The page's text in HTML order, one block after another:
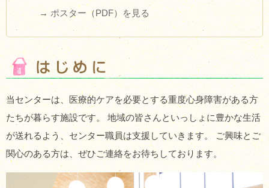
→ ポスター（PDF）を見る
当センターは、医療的ケアを必要とする重度心身障害がある方
たちが暮らす施設です。 地域の皆さんといっしょに豊かな生活
が送れるよう、センター職員は支援していきます。 ご興味とご
関心のある方は、ぜひご連絡をお待ちしております。